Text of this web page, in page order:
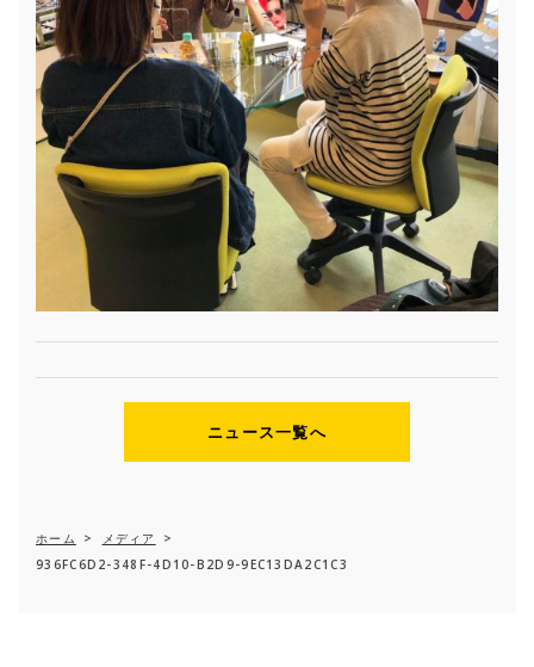
ニュース一覧へ
ホーム > メディア
>
936FC6D2-348F-4D10-B2D9-9EC13DA2C1C3